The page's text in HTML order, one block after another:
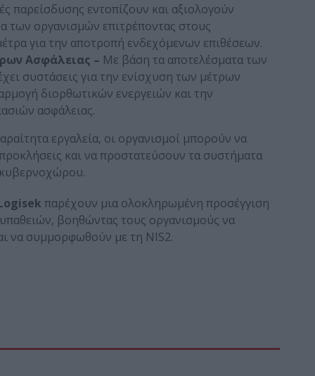
παρείσδυσης εντοπίζουν και αξιολογούν
των οργανισμών επιτρέποντας στους
για την αποτροπή ενδεχόμενων επιθέσεων.
Ασφάλειας – Με βάση τα αποτελέσματα των
συστάσεις για την ενίσχυση των μέτρων
διορθωτικών ενεργειών και την
ασφάλειας.
εργαλεία, οι οργανισμοί μπορούν να
και να προστατεύσουν τα συστήματα
κυβερνοχώρου.
παρέχουν μια ολοκληρωμένη προσέγγιση
βοηθώντας τους οργανισμούς να
να συμμορφωθούν με τη NIS2.